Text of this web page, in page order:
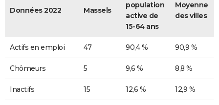
Données 2022 Massels
population
active de
15-64 ans
Moyenne
des villes
Actifs en emploi 47 90,4 % 90,9 %
Chômeurs 5 9,6 % 8,8 %
Inactifs 15 12,6 % 12,9 %